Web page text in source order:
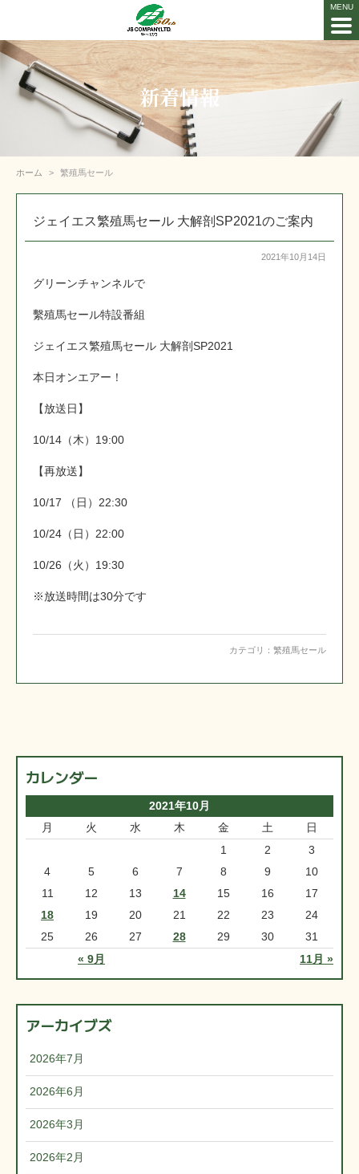
新着情報
ホーム 繁殖馬セール
ジェイエス繁殖馬セール 大解剖SP2021のご案内
2021年10月14日
グリーンチャンネルで
繫殖馬セール特設番組
ジェイエス繁殖馬セール 大解剖SP2021
本日オンエアー！
【放送日】
10/14（木）19:00
【再放送】
10/17 （日）22:30
10/24（日）22:00
10/26（火）19:30
※放送時間は30分です
カテゴリ： 繁殖馬セール
カレンダー
2021年10月
月
火 水 木 金 土 日
« 9月 11月 »
1 2
3
4
5 6 7 8 9
10
11
12 13 14 15 16
17
18
19 20 21 22 23
24
25
26 27 28 29 30 31
アーカイブズ
2026年7月
2026年6月
2026年3月
2026年2月